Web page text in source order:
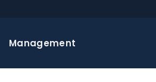
Management